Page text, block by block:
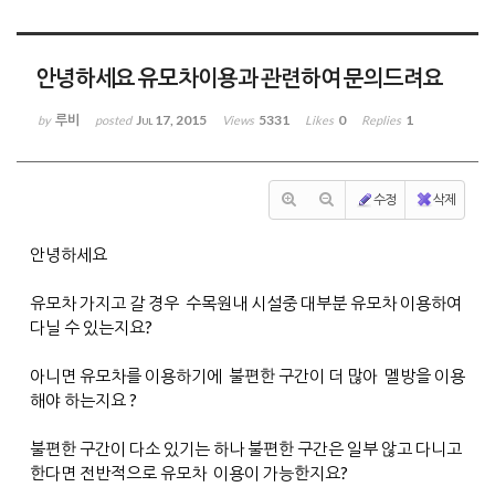
안녕하세요 유모차이용과 관련하여 문의드려요
by 루비 posted Jul 17, 2015 Views 5331 Likes 0 Replies 1
수정 삭제
안녕하세요
유모차 가지고 갈 경우 수목원내 시설중 대부분 유모차 이용하여
다닐 수 있는지요?
아니면 유모차를 이용하기에 불편한 구간이 더 많아 멜방을 이용
해야 하는지요 ?
불편한 구간이 다소 있기는 하나 불편한 구간은 일부 않고 다니고
한다면 전반적으로 유모차 이용이 가능한지요?